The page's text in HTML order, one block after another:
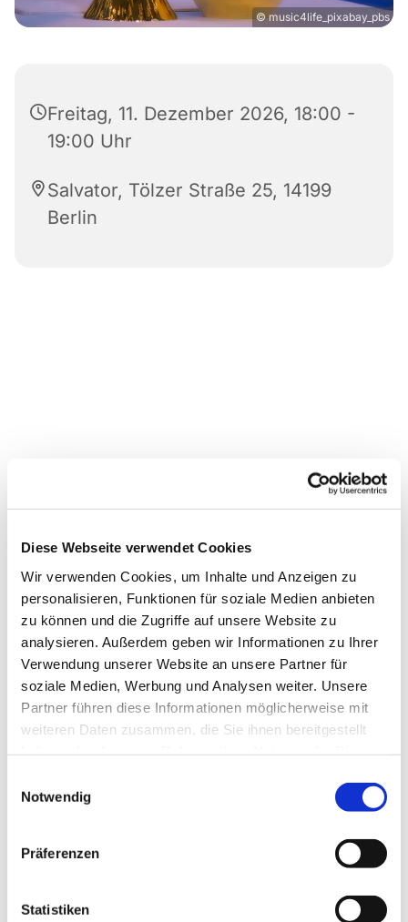
Diese Webseite verwendet Cookies
Wir verwenden Cookies, um Inhalte und Anzeigen zu
personalisieren, Funktionen für soziale Medien anbieten
zu können und die Zugriffe auf unsere Website zu
analysieren. Außerdem geben wir Informationen zu Ihrer
Verwendung unserer Website an unsere Partner für
soziale Medien, Werbung und Analysen weiter. Unsere
Partner führen diese Informationen möglicherweise mit
weiteren Daten zusammen, die Sie ihnen bereitgestellt
Notwendig
Präferenzen
Statistiken
© music4life_pixabay_pbs
Freitag, 11. Dezember 2026, 18:00 -
19:00 Uhr
Salvator, Tölzer Straße 25, 14199
Berlin
Dies könnte Sie auch
interessieren